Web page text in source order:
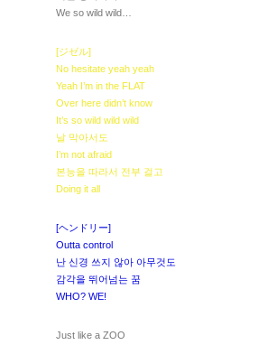
We so wild wild…
[ジゼル]
No hesitate yeah yeah
Yeah I’m in the FLAT
Over here didn’t know
It’s so wild wild wild
날 막아서도
I’m not afraid
본능을 따라서 전부 걸고
Doing it all
[ヘンドリー]
Outta control
난 신경 쓰지 않아 아무것도
감각을 뛰어넘는 꿈
WHO? WE!
Just like a ZOO